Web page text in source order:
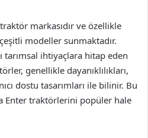
markasıdır ve özellikle
modeller sunmaktadır.
tarımsal ihtiyaçlara hitap eden
genellikle dayanıklılıkları,
dostu tasarımları ile bilinir. Bu
Enter traktörlerini popüler hale